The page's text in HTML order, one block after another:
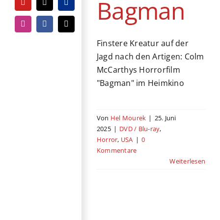
YouTubeTiktokPayPal
InstagramFacebook
E-
Mail
Bagman
Finstere Kreatur auf der
Jagd nach den Artigen: Colm
McCarthys Horrorfilm
"Bagman" im Heimkino
Von Hel Mourek | 25. Juni
2025 | DVD / Blu-ray,
Horror, USA | 0
Kommentare
Weiterlesen